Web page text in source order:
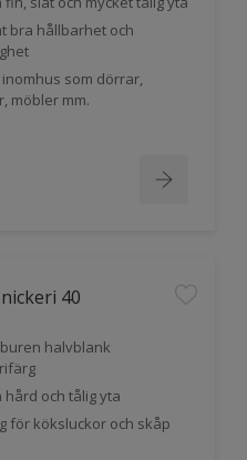
bra hållbarhet och
inomhus som dörrar,
möbler mm.
40
halvblank
hård och tålig yta
för köksluckor och skåp